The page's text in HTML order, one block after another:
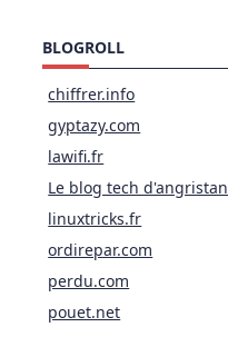
BLOGROLL
chiffrer.info
gyptazy.com
lawifi.fr
Le blog tech d'angristan
linuxtricks.fr
ordirepar.com
perdu.com
pouet.net